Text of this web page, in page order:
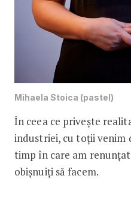
Mihaela Stoica (pastel)
În ceea ce privește
industriei, cu toții venim
timp în care am
obișnuiți să facem.